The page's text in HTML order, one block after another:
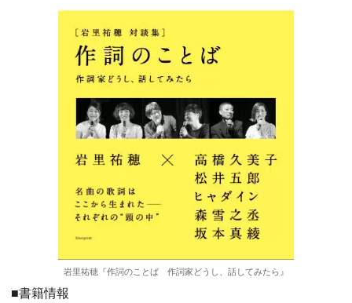
岩里祐穂『作詞のことば 作詞家どうし、話してみたら』
■書籍情報